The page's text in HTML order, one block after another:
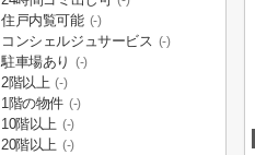
住戸内覧可能 (-)
コンシェルジュサービス (-)
駐車場あり (-)
2階以上 (-)
1階の物件 (-)
10階以上 (-)
20階以上 (-)